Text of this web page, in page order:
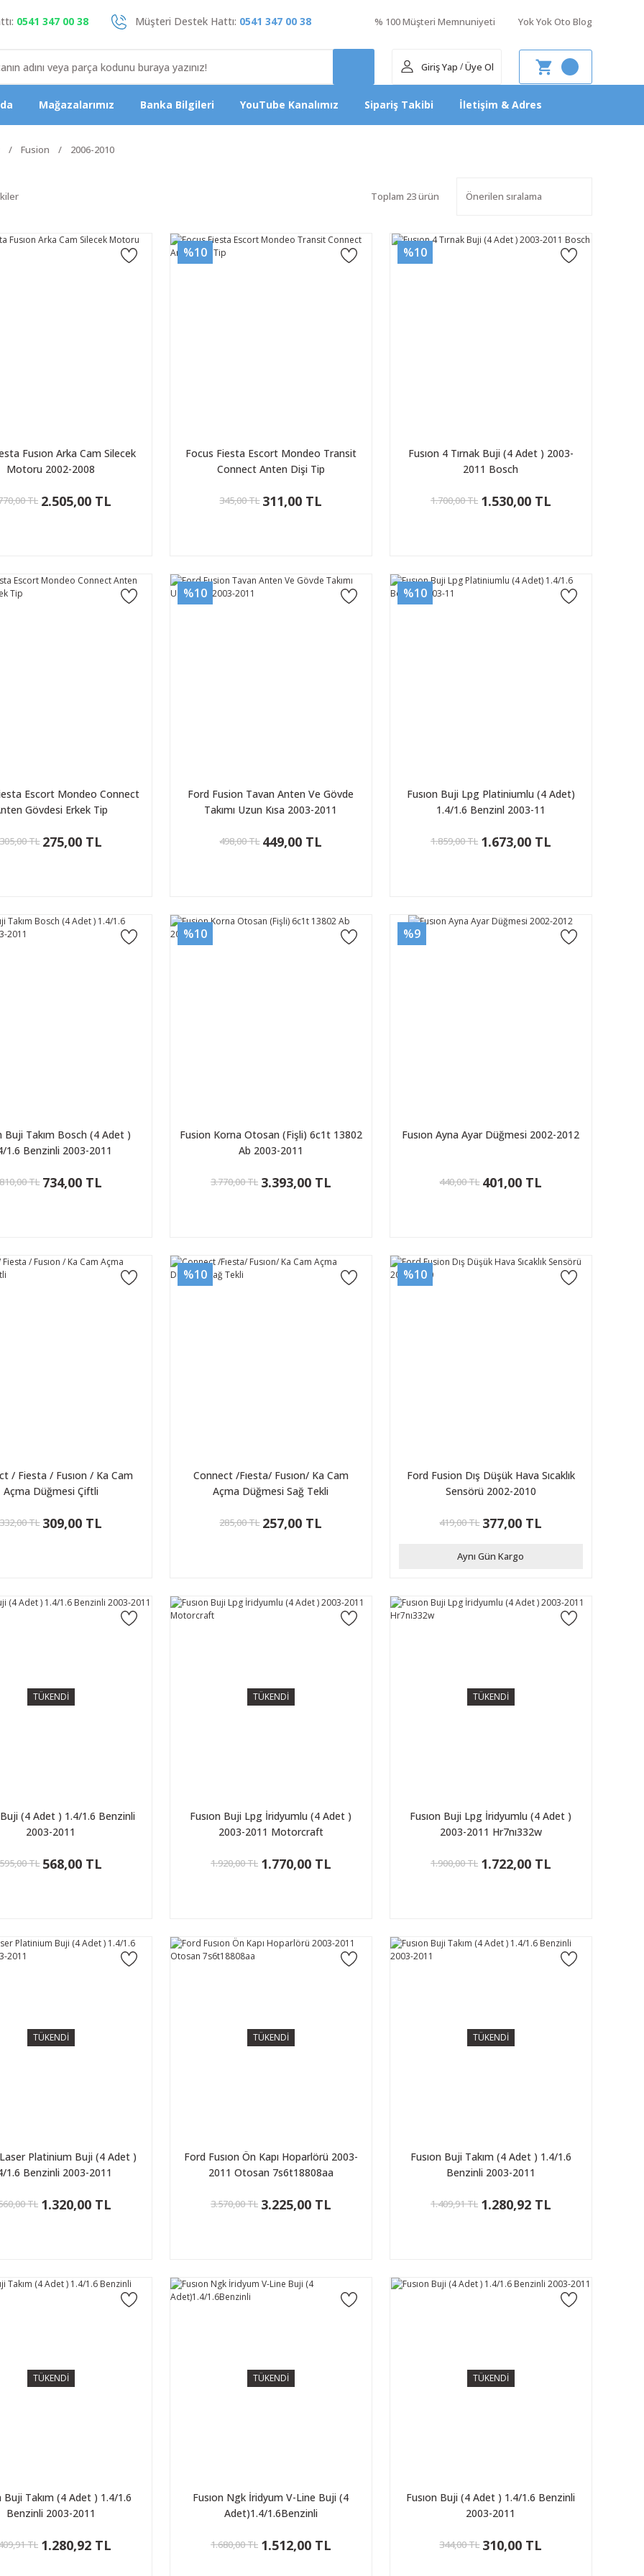
0541 347 00 38 Müşteri Destek Hattı: 0541 347 00 38 % 100 Müşteri Memnuniyeti Yok Yok Oto Blog
Giriş Yap /Üye Ol
Mağazalarımız Banka Bilgileri YouTube Kanalımız Sipariş Takibi İletişim & Adres
Fusion 2006-2010
Toplam 23 ürün
Fusıon Arka Cam Silecek
Motoru 2002-2008
TL 2.505,00 TL
%10
Focus Fiesta Escort Mondeo Transit
Connect Anten Dişi Tip
345,00 TL 311,00 TL
%10
Fusıon 4 Tırnak Buji (4 Adet ) 2003-
2011 Bosch
1.700,00 TL 1.530,00 TL
Escort Mondeo Connect
Gövdesi Erkek Tip
305,00 TL 275,00 TL
%10
Ford Fusion Tavan Anten Ve Gövde
Takımı Uzun Kısa 2003-2011
498,00 TL 449,00 TL
%10
Fusıon Buji Lpg Platiniumlu (4 Adet)
1.4/1.6 Benzinl 2003-11
1.859,00 TL 1.673,00 TL
Buji Takım Bosch (4 Adet )
1.6 Benzinli 2003-2011
810,00 TL 734,00 TL
%10
Fusion Korna Otosan (Fişli) 6c1t 13802
Ab 2003-2011
3.770,00 TL 3.393,00 TL
%9
Fusıon Ayna Ayar Düğmesi 2002-2012
440,00 TL 401,00 TL
/ Fiesta / Fusıon / Ka Cam
Açma Düğmesi Çiftli
332,00 TL 309,00 TL
%10
Connect /Fıesta/ Fusıon/ Ka Cam
Açma Düğmesi Sağ Tekli
285,00 TL 257,00 TL
%10
Ford Fusion Dış Düşük Hava Sıcaklık
Sensörü 2002-2010
419,00 TL 377,00 TL
Aynı Gün Kargo
TÜKENDİ
Buji (4 Adet ) 1.4/1.6 Benzinli
2003-2011
595,00 TL 568,00 TL
TÜKENDİ
Fusıon Buji Lpg İridyumlu (4 Adet )
2003-2011 Motorcraft
1.920,00 TL 1.770,00 TL
TÜKENDİ
Fusıon Buji Lpg İridyumlu (4 Adet )
2003-2011 Hr7nı332w
1.900,00 TL 1.722,00 TL
TÜKENDİ
Laser Platinium Buji (4 Adet )
1.6 Benzinli 2003-2011
TL 1.320,00 TL
TÜKENDİ
Ford Fusıon Ön Kapı Hoparlörü 2003-
2011 Otosan 7s6t18808aa
3.570,00 TL 3.225,00 TL
TÜKENDİ
Fusıon Buji Takım (4 Adet ) 1.4/1.6
Benzinli 2003-2011
1.409,91 TL 1.280,92 TL
TÜKENDİ
Buji Takım (4 Adet ) 1.4/1.6
Benzinli 2003-2011
TL 1.280,92 TL
TÜKENDİ
Fusıon Ngk İridyum V-Line Buji (4
Adet)1.4/1.6Benzinli
1.680,00 TL 1.512,00 TL
TÜKENDİ
Fusıon Buji (4 Adet ) 1.4/1.6 Benzinli
2003-2011
344,00 TL 310,00 TL